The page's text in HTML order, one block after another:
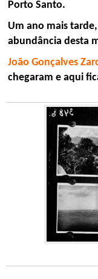
Porto Santo.
Um ano mais
abundância desta
João Gonçalves
chegaram e aqui